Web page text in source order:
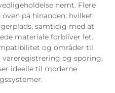
nemt. Flere
på hinanden, hvilket
samtidig med at
materiale forbliver let.
og områder til
og sporing,
ideelle til moderne